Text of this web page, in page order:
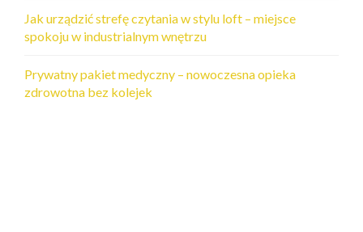
Jak urządzić strefę czytania w stylu loft – miejsce
spokoju w industrialnym wnętrzu
Prywatny pakiet medyczny – nowoczesna opieka
zdrowotna bez kolejek